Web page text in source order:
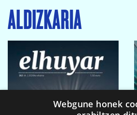
ALDIZKARIA
Webgune honek